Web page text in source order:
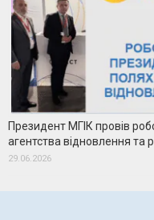
Президент МГІК провів
агентства відновлення та
29.06.2026